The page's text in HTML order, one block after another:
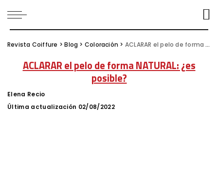
Revista Coiffure >Blog > Coloración > ACLARAR el pelo de forma NATURAL: ¿es posible?
ACLARAR el pelo de forma NATURAL: ¿es
posible?
Posted
by
Elena Recio
Última actualización 02/08/2022